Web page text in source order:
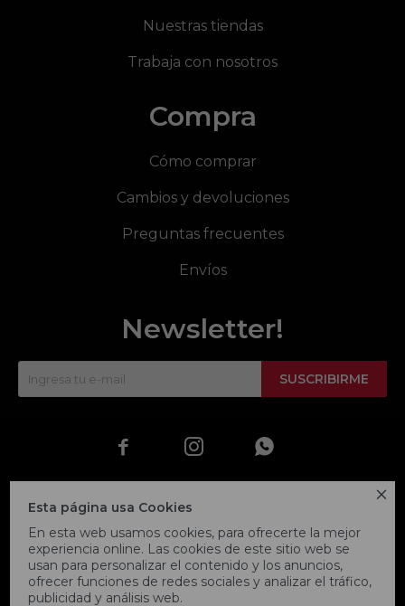

Esta página usa Cookies
En esta web usamos cookies, para ofrecerte la mejor
experiencia online. Las cookies de este sitio web se
usan para personalizar el contenido y los anuncios,
ofrecer funciones de redes sociales y analizar el tráfico,
publicidad y análisis web.
Nuestras tiendas
Trabaja con nosotros
Compra
Cómo comprar
Cambios y devoluciones
Preguntas frecuentes
Envíos
Newsletter!
SUSCRIBIRME
  